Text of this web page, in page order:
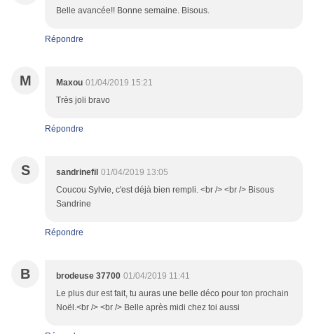
Belle avancée!! Bonne semaine. Bisous.
Répondre
M Maxou 01/04/2019 15:21
Très joli bravo
Répondre
S sandrinefil 01/04/2019 13:05
Coucou Sylvie, c'est déjà bien rempli. <br /> <br /> Bisous
Sandrine
Répondre
B brodeuse 37700 01/04/2019 11:41
Le plus dur est fait, tu auras une belle déco pour ton prochain
Noël.<br /> <br /> Belle après midi chez toi aussi